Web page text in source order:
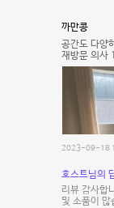
까만콩
공간도 다양
재방문 의사
2023-09-18
호스트님의
리뷰 감사합
및 소품이